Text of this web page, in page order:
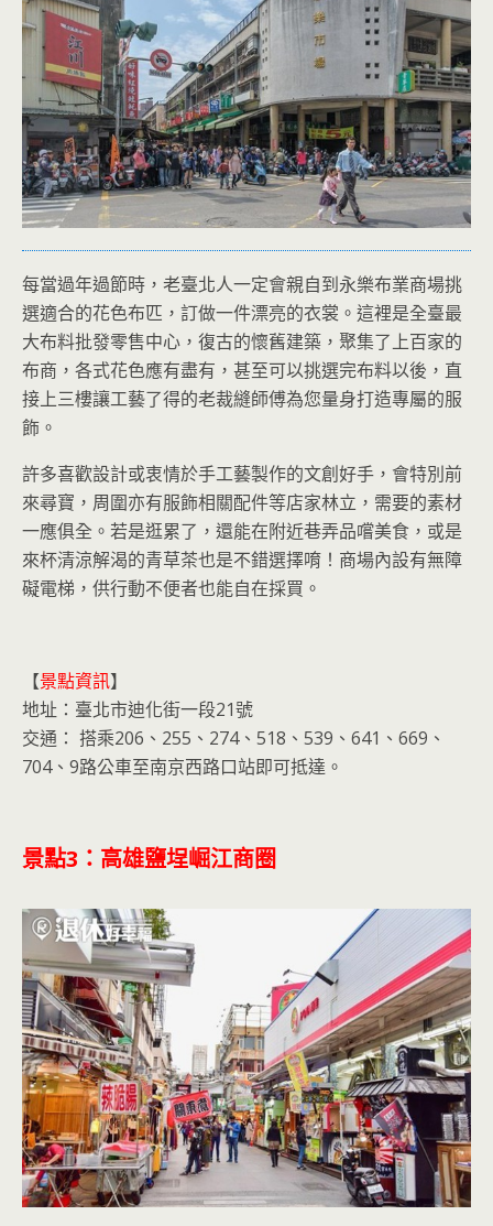
每當過年過節時，老臺北人一定會親自到永樂布業商場挑
選適合的花色布匹，訂做一件漂亮的衣裳。這裡是全臺最
大布料批發零售中心，復古的懷舊建築，聚集了上百家的
布商，各式花色應有盡有，甚至可以挑選完布料以後，直
接上三樓讓工藝了得的老裁縫師傅為您量身打造專屬的服
飾。
許多喜歡設計或衷情於手工藝製作的文創好手，會特別前
來尋寶，周圍亦有服飾相關配件等店家林立，需要的素材
一應俱全。若是逛累了，還能在附近巷弄品嚐美食，或是
來杯清涼解渴的青草茶也是不錯選擇唷！商場內設有無障
礙電梯，供行動不便者也能自在採買。
【景點資訊】
地址：臺北市迪化街一段21號
交通： 搭乘206、255、274、518、539、641、669、
704、9路公車至南京西路口站即可抵達。
景點3 ：高雄鹽埕崛江商圈